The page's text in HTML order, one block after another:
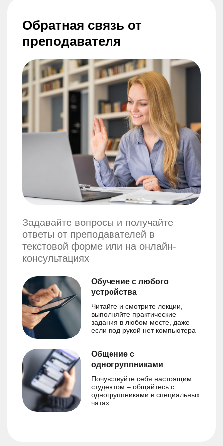
Обратная связь от
преподавателя
Задавайте вопросы и получайте
ответы от преподавателей в
текстовой форме или на онлайн-
консультациях
Обучение с любого
устройства
Читайте и смотрите лекции,
выполняйте практические
задания в любом месте, даже
если под рукой нет компьютера
Общение с
одногруппниками
Почувствуйте себя настоящим
студентом – общайтесь с
одногруппниками в специальных
чатах